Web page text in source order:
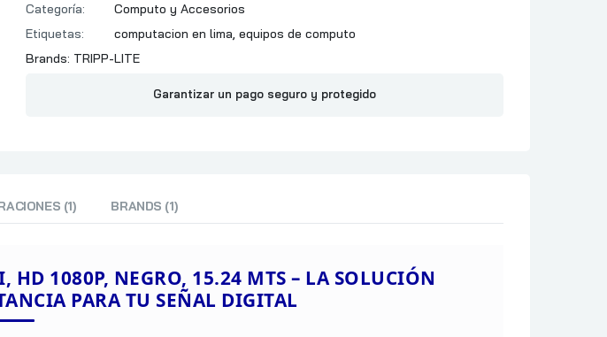
Categoría:
Computo y Accesorios
Etiquetas:
computacion en lima, equipos de computo
Brands: TRIPP-LITE
Garantizar un pago seguro y protegido
(1) BRANDS (1)
HD 1080P, NEGRO, 15.24 MTS – LA SOLUCIÓN
PARA TU SEÑAL DIGITAL